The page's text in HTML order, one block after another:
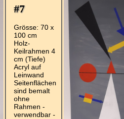
#7
Grösse: 70 x
100 cm
Holz-
Keilrahmen 4
cm (Tiefe)
Acryl auf
Leinwand
Seitenflächen
sind bemalt
ohne
Rahmen -
verwendbar -